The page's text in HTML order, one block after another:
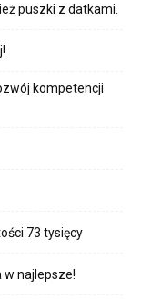
puszki z datkami.
kompetencji
73 tysięcy
w najlepsze!